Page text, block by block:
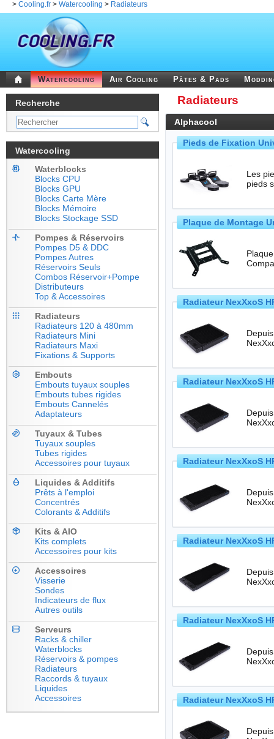
> Cooling.fr > Watercooling > Radiateurs
Watercooling Air Cooling Pâtes & Pads
Recherche
Watercooling
Waterblocks
Blocks CPU
Blocks GPU
Blocks Carte Mère
Blocks Mémoire
Blocks Stockage SSD
Pompes & Réservoirs
Pompes D5 & DDC
Pompes Autres
Réservoirs Seuls
Combos Réservoir+Pompe
Distributeurs
Top & Accessoires
Radiateurs
Radiateurs 120 à 480mm
Radiateurs Mini
Radiateurs Maxi
Fixations & Supports
Embouts
Embouts tuyaux souples
Embouts tubes rigides
Embouts Cannelés
Adaptateurs
Tuyaux & Tubes
Tuyaux souples
Tubes rigides
Accessoires pour tuyaux
Liquides & Additifs
Prêts à l'emploi
Concentrés
Colorants & Additifs
Kits & AIO
Kits complets
Accessoires pour kits
Accessoires
Visserie
Sondes
Indicateurs de flux
Autres outils
Serveurs
Racks & chiller
Waterblocks
Réservoirs & pompes
Radiateurs
Raccords & tuyaux
Liquides
Accessoires
Radiateurs
Alphacool
Pieds de Fixation
Les
pieds
Plaque de Montage
Radiateur NexXxoS
Radiateur NexXxoS
Radiateur NexXxoS
Radiateur NexXxoS
Radiateur NexXxoS
Radiateur NexXxoS